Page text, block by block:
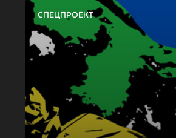
СПЕЦПРОЕКТ